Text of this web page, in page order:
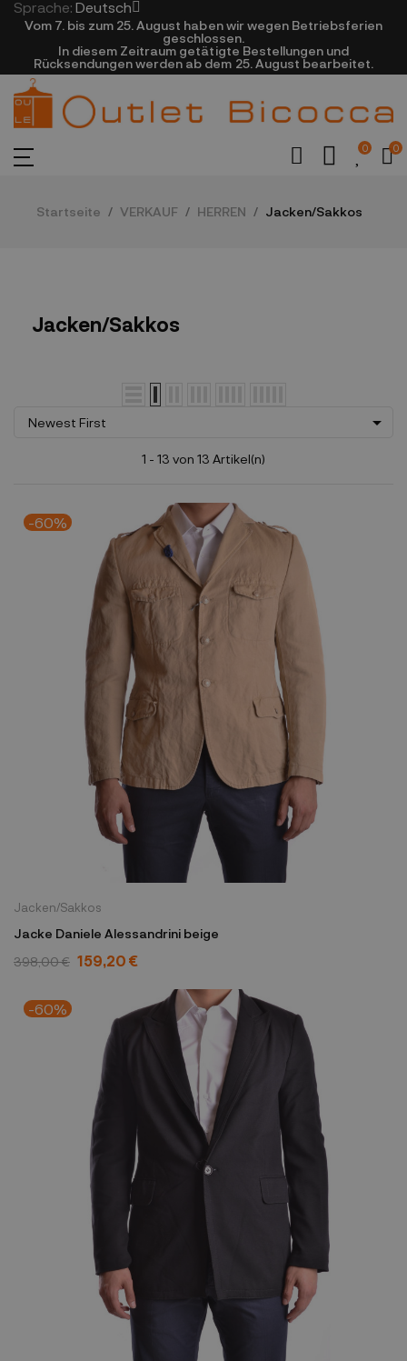
Sprache: Deutsch
Vom 7. bis zum 25. August haben wir wegen Betriebsferien
geschlossen.
In diesem Zeitraum getätigte Bestellungen und
Rücksendungen werden ab dem 25. August bearbeitet.
0 0
Startseite VERKAUF HERREN Jacken/Sakkos
Jacken/Sakkos
Newest First 
1 - 13 von 13 Artikel(n)
-60%
Jacken/Sakkos
Jacke Daniele Alessandrini beige
398,00 € 159,20 €
-60%